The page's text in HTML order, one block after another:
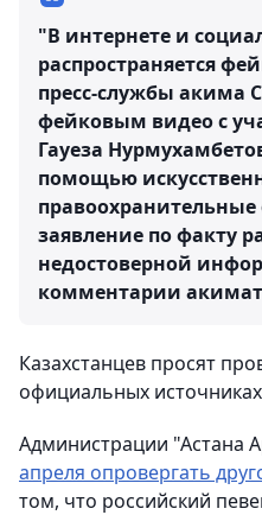
"В интернете и
распространяется
пресс-службы акима
фейковым видео с
Гауеза
помощью
заявление по факту
недостоверной
комментарии
Казахстанцев просят
официальных
Администрации "Астана
апреля опровергать
том, что российский